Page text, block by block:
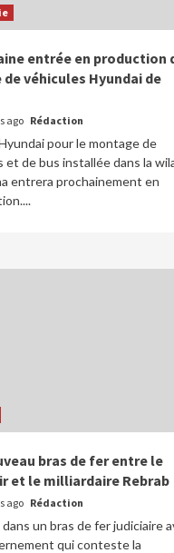
entrée en production
de véhicules Hyundai de
ago Rédaction
Hyundai pour le montage de
et de bus installée dans la
entrera prochainement en
bras de fer entre le
et le milliardaire Rebrab
ago Rédaction
dans un bras de fer judiciaire
qui conteste la